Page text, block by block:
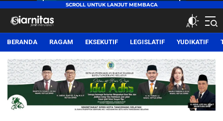
siarnitas
Jernih Menyiarkan
BERANDA RAGAM EKSEKUTIF LEGISLATIF YUDIKATIF